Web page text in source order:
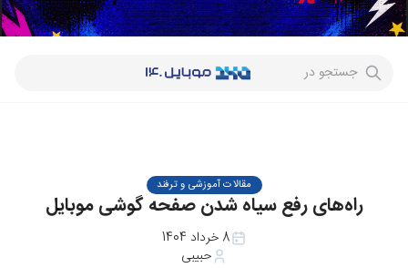
جستجو در
مقالات آموزشی و ترفند
راه‌های رفع سیاه شدن صفحه گوشی موبایل
8 خرداد 1404
حبیبی